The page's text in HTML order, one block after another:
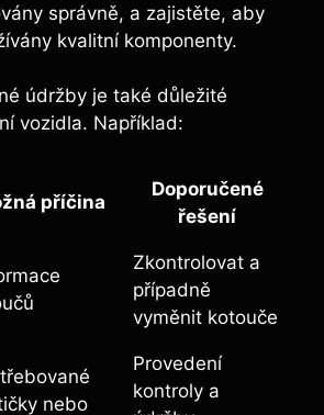
správně, a zajistěte, aby
kvalitní komponenty.
údržby je také důležité
vozidla. Například:
příčina
Doporučené
řešení
Zkontrolovat a
případně
vyměnit kotouče
nebo
Provedení
kontroly a